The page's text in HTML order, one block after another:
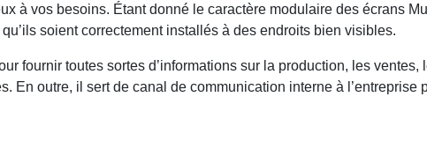
à vos besoins. Étant donné le caractère modulaire des écrans
soient correctement installés à des endroits bien visibles.
fournir toutes sortes d’informations sur la production, les
En outre, il sert de canal de communication interne à l’entreprise